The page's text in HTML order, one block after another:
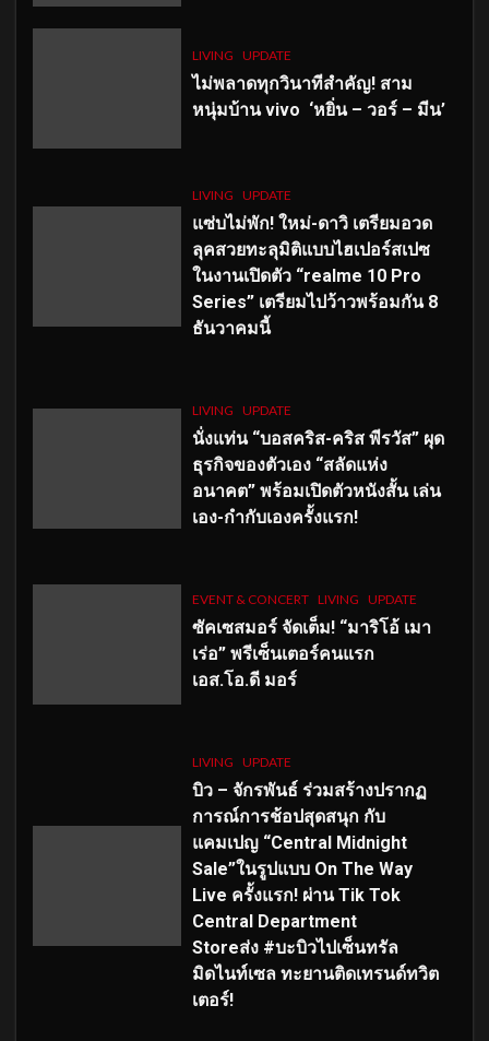
LIVING UPDATE
ไม่พลาดทุกวินาทีสำคัญ! สาม
หนุ่มบ้าน vivo ‘หยิ่น – วอร์ – มีน’
LIVING UPDATE
แซ่บไม่พัก! ใหม่-ดาวิ เตรียมอวด
ลุคสวยทะลุมิติแบบไฮเปอร์สเปซ
ในงานเปิดตัว “realme 10 Pro
Series” เตรียมไปว้าวพร้อมกัน 8
ธันวาคมนี้
LIVING UPDATE
นั่งแท่น “บอสคริส-คริส พีรวัส” ผุด
ธุรกิจของตัวเอง “สลัดแห่ง
อนาคต” พร้อมเปิดตัวหนังสั้น เล่น
เอง-กำกับเองครั้งแรก!
EVENT & CONCERT LIVING UPDATE
ซัคเซสมอร์ จัดเต็ม! “มาริโอ้ เมา
เร่อ” พรีเซ็นเตอร์คนแรก
เอส.โอ.ดี มอร์
LIVING UPDATE
บิว – จักรพันธ์ ร่วมสร้างปรากฏ
การณ์การช้อปสุดสนุก กับ
แคมเปญ “Central Midnight
Sale”ในรูปแบบ On The Way
Live ครั้งแรก! ผ่าน Tik Tok
Central Department
Storeส่ง #บะบิวไปเซ็นทรัล
มิดไนท์เซล ทะยานติดเทรนด์ทวิต
เตอร์!